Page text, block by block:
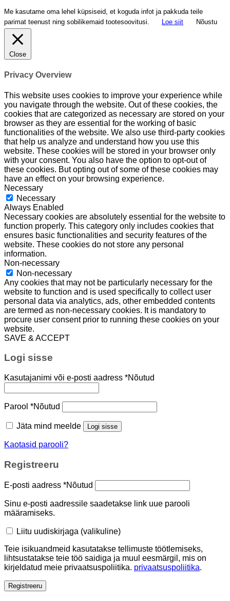
Me kasutame oma lehel küpsiseid, et koguda infot ja pakkuda teile
parimat teenust ning sobilikemaid tootesoovitusi.
Loe siit Nõustu
Close
Privacy Overview
This website uses cookies to improve your experience while
you navigate through the website. Out of these cookies, the
cookies that are categorized as necessary are stored on your
browser as they are essential for the working of basic
functionalities of the website. We also use third-party cookies
that help us analyze and understand how you use this
website. These cookies will be stored in your browser only
with your consent. You also have the option to opt-out of
these cookies. But opting out of some of these cookies may
have an effect on your browsing experience.
Necessary
Necessary
Always Enabled
Necessary cookies are absolutely essential for the website to
function properly. This category only includes cookies that
ensures basic functionalities and security features of the
website. These cookies do not store any personal
information.
Non-necessary
Non-necessary
Any cookies that may not be particularly necessary for the
website to function and is used specifically to collect user
personal data via analytics, ads, other embedded contents
are termed as non-necessary cookies. It is mandatory to
procure user consent prior to running these cookies on your
website.
SAVE & ACCEPT
Logi sisse
Kasutajanimi või e-posti aadress *Nõutud
Parool *Nõutud
Jäta mind meelde Logi sisse
Kaotasid parooli?
Registreeru
E-posti aadress *Nõutud
Sinu e-posti aadressile saadetakse link uue parooli
määramiseks.
Liitu uudiskirjaga (valikuline)
Teie isikuandmeid kasutatakse tellimuste töötlemiseks,
lihtsustatakse teie töö saidiga ja muul eesmärgil, mis on
kirjeldatud meie privaatsuspoliitika. privaatsuspoliitika.
Registreeru